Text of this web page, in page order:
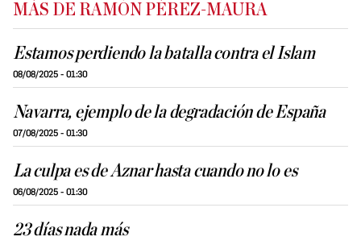
MÁS DE RAMÓN PÉREZ-MAURA
Estamos perdiendo la batalla contra el Islam
08/08/2025 - 01:30
Navarra, ejemplo de la degradación de España
07/08/2025 - 01:30
La culpa es de Aznar hasta cuando no lo es
06/08/2025 - 01:30
23 días nada más